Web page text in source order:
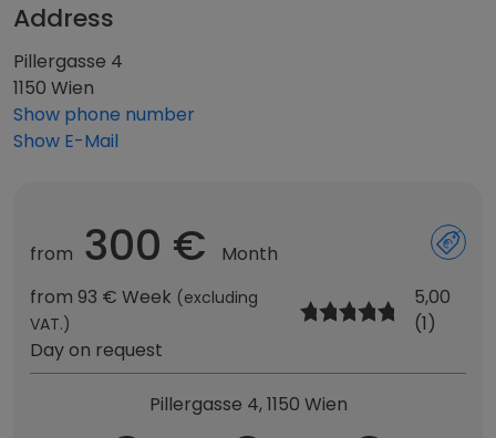
Address
Pillergasse 4
1150 Wien
Show phone number
Show E-Mail
from 300 €
Month
from 93 € Week (excluding
VAT.)
Day on request
5,00
(1)
Pillergasse 4, 1150 Wien